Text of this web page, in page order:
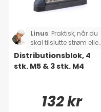
Linus: Praktisk, når du
skal tilslutte strøm eller
højttalerkabel!
Distributionsblok, 4
stk. M5 & 3 stk. M4
132 kr